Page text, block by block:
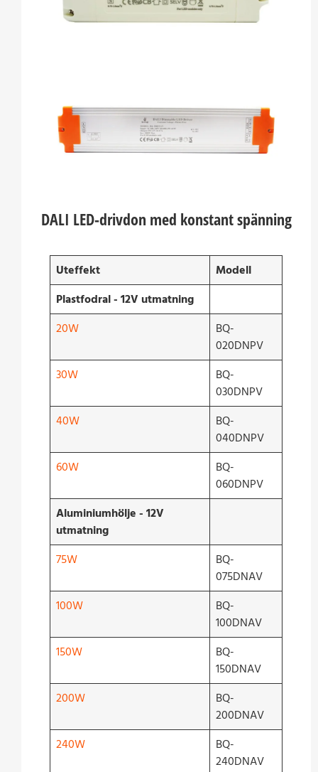
DALI LED-drivdon med konstant spänning
Uteffekt
Modell
Plastfodral - 12V utmatning
20W
BQ-
020DNPV
30W
BQ-
030DNPV
40W
BQ-
040DNPV
60W
BQ-
060DNPV
Aluminiumhölje - 12V
utmatning
75W
BQ-
075DNAV
100W
BQ-
100DNAV
150W
BQ-
150DNAV
200W
BQ-
200DNAV
240W
BQ-
240DNAV